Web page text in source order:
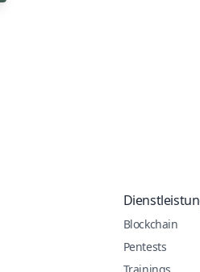
Blockchain
Pentests